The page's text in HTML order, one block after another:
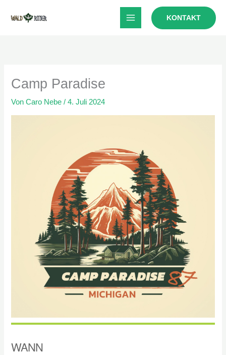
Inhalt
KONTAKT
Camp Paradise
VonCaro Nebe/4. Juli 2024
WANN